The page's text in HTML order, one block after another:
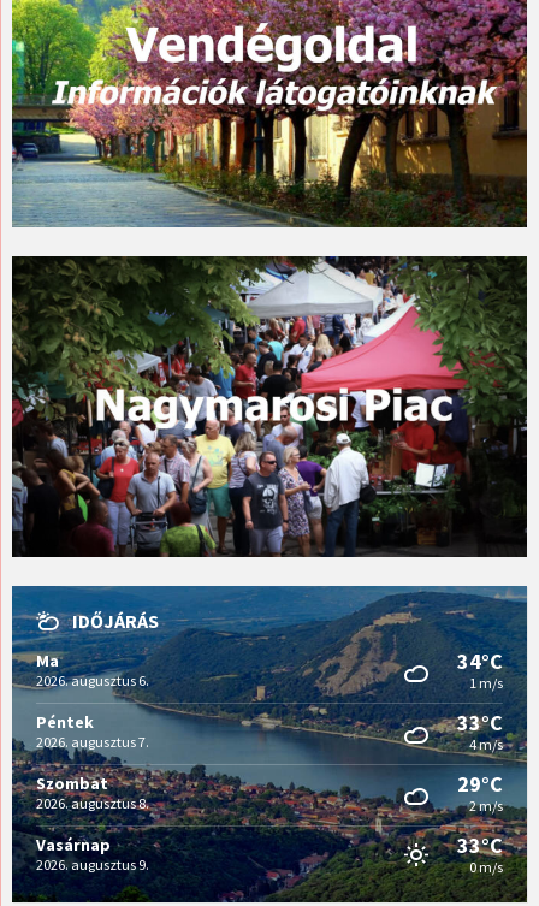
IDŐJÁRÁS
Ma
2026. augusztus 6.
34°C
1 m/s
Péntek
2026. augusztus 7.
33°C
4 m/s
Szombat
2026. augusztus 8.
29°C
2 m/s
Vasárnap
2026. augusztus 9.
33°C
0 m/s